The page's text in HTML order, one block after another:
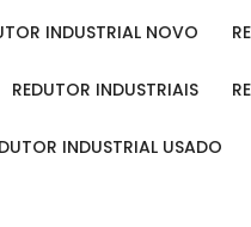
INDUSTRIAL NOVO
REDUTOR INDUSTRIAIS
INDUSTRIAL USADO